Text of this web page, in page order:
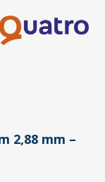
2,88 mm –